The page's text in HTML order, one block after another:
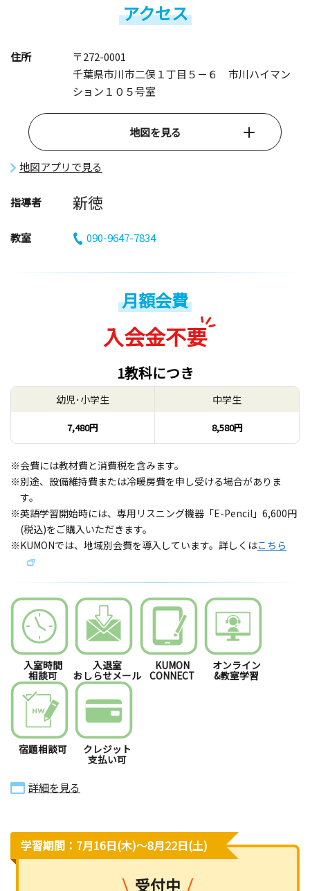
アクセス
住所
〒272-0001
千葉県市川市二俣１丁目５－６ 市川ハイマン
ション１０５号室
地図を見る
地図アプリで見る
指導者 新徳
教室 090-9647-7834
月額会費
入会金不要
1教科につき
幼児･小学生
7,480円
中学生
8,580円
※会費には教材費と消費税を含みます。
※別途、設備維持費または冷暖房費を申し受ける場合がありま
す。
※英語学習開始時には、専用リスニング機器「E-Pencil」6,600円
(税込)をご購入いただきます。
※KUMONでは、地域別会費を導入しています。詳しくはこちら
入室時間
相談可
入退室
おしらせメール
KUMON
CONNECT
オンライン
&教室学習
宿題相談可 クレジット
支払い可
詳細を見る
学習期間：7月16日(木)〜8月22日(土)
受付中